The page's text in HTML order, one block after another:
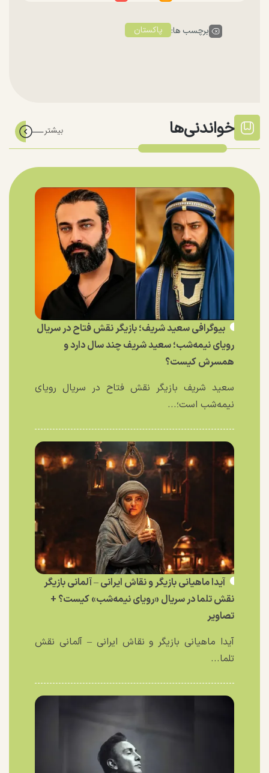
برچسب ها: پاکستان
خواندنی‌ها
بیوگرافی سعید شریف؛ بازیگر نقش فتاح در سریال
رویای نیمه‌شب؛ سعید شریف چند سال دارد و
همسرش کیست؟
سعید شریف بازیگر نقش فتاح در سریال رویای
نیمه‌شب است؛...
آیدا ماهیانی بازیگر و نقاش ایرانی – آلمانی بازیگر
نقش تلما در سریال «رویای نیمه‌شب» کیست؟ +
تصاویر
آیدا ماهیانی بازیگر و نقاش ایرانی – آلمانی نقش
تلما...